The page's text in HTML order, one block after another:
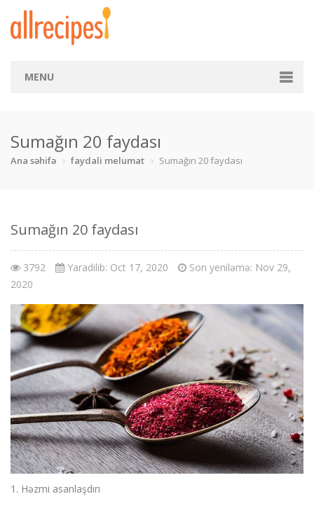
MENU
Kateqoriya
İçkilər Makaron Mal əti Pizza
Qoyun əti
Sous Suplar Tortlar
Toyuqlar
Yemek resepti
faydali melumat
Əlaqə
Giriş / Qeydiyat
Sumağın 20 faydası
Ana səhifə faydali melumat Sumağın 20 faydası
Sumağın 20 faydası
3792 Yaradilib: Oct 17, 2020
Son yeniləmə: Nov 29,
2020
1. Həzmi asanlaşdırı